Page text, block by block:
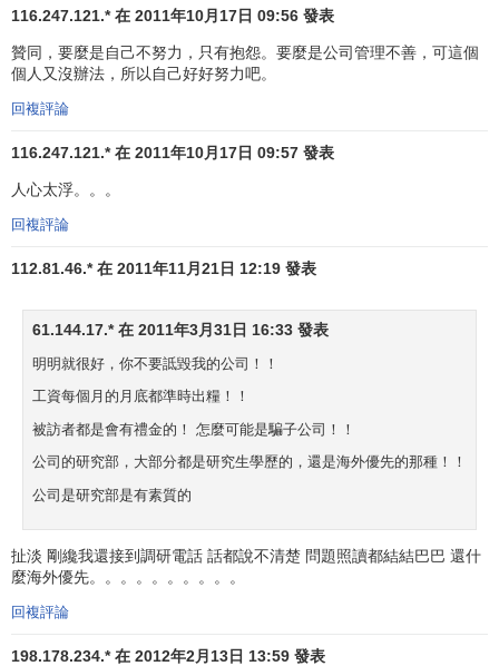
116.247.121.* 在 2011年10月17日 09:56 發表
贊同，要麼是自己不努力，只有抱怨。要麼是公司管理不善，可這個
個人又沒辦法，所以自己好好努力吧。
回複評論
116.247.121.* 在 2011年10月17日 09:57 發表
人心太浮。。。
回複評論
112.81.46.* 在 2011年11月21日 12:19 發表
61.144.17.* 在 2011年3月31日 16:33 發表
明明就很好，你不要詆毀我的公司！！
工資每個月的月底都準時出糧！！
被訪者都是會有禮金的！ 怎麼可能是騙子公司！！
公司的研究部，大部分都是研究生學歷的，還是海外優先的那種！！
公司是研究部是有素質的
扯淡 剛纔我還接到調研電話 話都說不清楚 問題照讀都結結巴巴 還什
麼海外優先。。。。。。。。。。
回複評論
198.178.234.* 在 2012年2月13日 13:59 發表